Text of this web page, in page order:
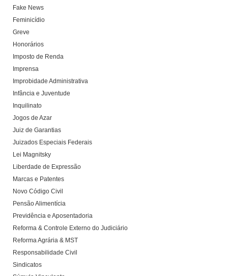
Fake News
Feminicídio
Greve
Honorários
Imposto de Renda
Imprensa
Improbidade Administrativa
Infância e Juventude
Inquilinato
Jogos de Azar
Juiz de Garantias
Juizados Especiais Federais
Lei Magnitsky
Liberdade de Expressão
Marcas e Patentes
Novo Código Civil
Pensão Alimentícia
Previdência e Aposentadoria
Reforma & Controle Externo do Judiciário
Reforma Agrária & MST
Responsabilidade Civil
Sindicatos